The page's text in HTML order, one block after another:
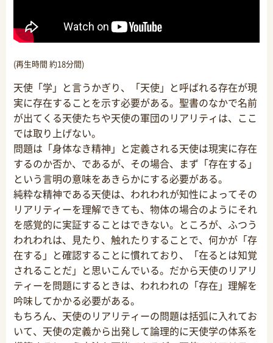
(再生時間 約18分間)
天使「学」と言うかぎり、「天使」と呼ばれる存在が現
実に存在することを示す必要がある。聖書のなかで名前
が出てくる天使たちや天使の軍団のリアリティは、ここ
では取り上げない。
問題は「身体なき精神」と定義される天使は現実に存在
するのか否か、であるが、その場合、まず「存在する」
という言明の意味をあきらかにする必要がある。
純粋な精神である天使は、われわれが知性によってその
リアリティーを理解できても、物体の場合のようにそれ
を感覚的に実証することはできない。ところが、ふつう
われわれは、見たり、触れたりすることで、何かが「存
在する」と確認することに慣れており、「在るとは知覚
されることだ」と思いこんでいる。だから天使のリアリ
ティーを問題にするときは、われわれの「存在」理解を
吟味してかかる必要がある。
もちろん、天使のリアリティーの問題は括弧に入れてお
いて、天使の定義から出発して論理的に天使学の体系を